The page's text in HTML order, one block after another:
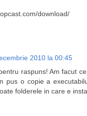
download/
2010 la 00:45
raspuns! Am facut
pus o copie a
folderele in care e